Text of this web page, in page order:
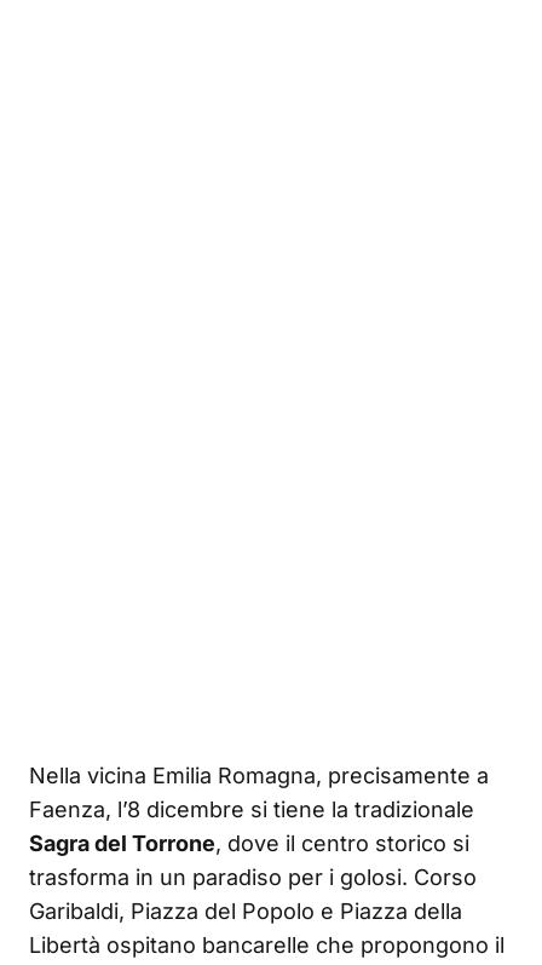
Nella vicina Emilia Romagna, precisamente a
Faenza, l’8 dicembre si tiene la tradizionale
Sagra del Torrone, dove il centro storico si
trasforma in un paradiso per i golosi. Corso
Garibaldi, Piazza del Popolo e Piazza della
Libertà ospitano bancarelle che propongono il